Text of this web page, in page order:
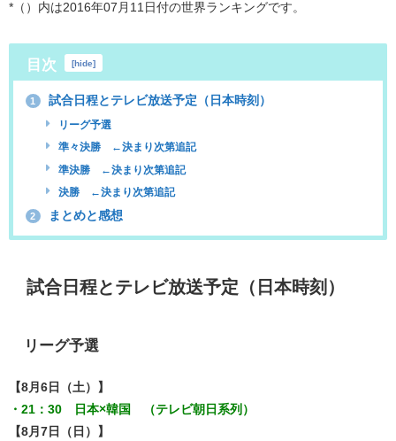
*（）内は2016年07月11日付の世界ランキングです。
目次 [hide]
1 試合日程とテレビ放送予定（日本時刻）
リーグ予選
準々決勝 ←決まり次第追記
準決勝 ←決まり次第追記
決勝 ←決まり次第追記
2 まとめと感想
試合日程とテレビ放送予定（日本時刻）
リーグ予選
【8月6日（土）】
・21：30 日本×韓国 （テレビ朝日系列）
【8月7日（日）】